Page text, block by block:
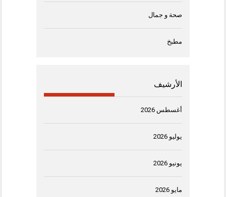
صحة و جمال
مطبخ
الأرشيف
أغسطس 2026
يوليو 2026
يونيو 2026
مايو 2026